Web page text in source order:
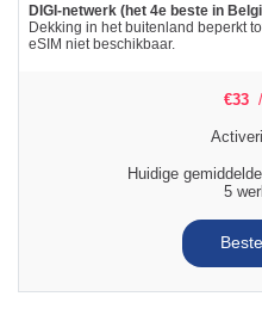
DIGI-netwerk (het 4e beste in
Dekking in het buitenland beperkt
eSIM niet beschikbaar.
€33
Huidige
5